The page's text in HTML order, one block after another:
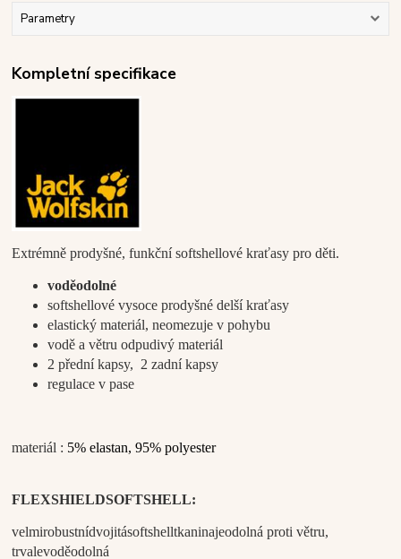
Parametry
Kompletní specifikace
Extrémně prodyšné, funkční softshellové kraťasy pro děti.
voděodolné
softshellové vysoce prodyšné delší kraťasy
elastický materiál, neomezuje v pohybu
vodě a větru odpudivý materiál
2 přední kapsy, 2 zadní kapsy
regulace v pase
materiál : 5% elastan, 95% polyester
FLEXSHIELDSOFTSHELL:
velmirobustnídvojitásoftshelltkaninajeodolná proti větru,
trvalevoděodolná